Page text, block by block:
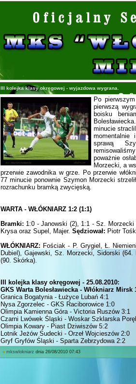
III kolejka klasy okręgowej - wyjazdowa wygrana.
Po
pierwszą
boisku
minucie
sprawą
poważnie
Morzecki, a
przerwie zawodnika w grze. Po przerwie
77 minucie ponownie Szymon Morzecki
rozrachunku bramką zwycięską.
WARTA - WŁÓKNIARZ 1:2 (1:1)
Bramki: 1:0 - Janowski (2), 1:1 - Sz.
Krysa oraz Supel, Majer. Sędziował: Piotr
WŁÓKNIARZ: Fościak - P. Grygiel, Ł.
Dubiel), Gajewski, Sz. Morzecki, Sidorski
(90. Skórka).
III kolejka klasy okręgowej - 25.08.2010:
GKS Warta Bolesławiecka - Włókniarz Mirsk
Granica Bogatynia - Łużyce Lubań 4:1
Nysa Zgorzelec - GKS Raciborowice 1:0
Olimpia Kamienna Góra - Victoria Ruszów 3:1
Czarni Lwówek Śląski - Woskar Szklarska
Olimpia Kowary - Piast Dziwiszów 5:2
Lotnik Jeżów Sudecki - Orzeł Wojcieszów 2:0
Gryf Gryfów Śląski - Sparta Zebrzydowa 2:2
mkswlokniarz dnia 26/08/2010 07:43